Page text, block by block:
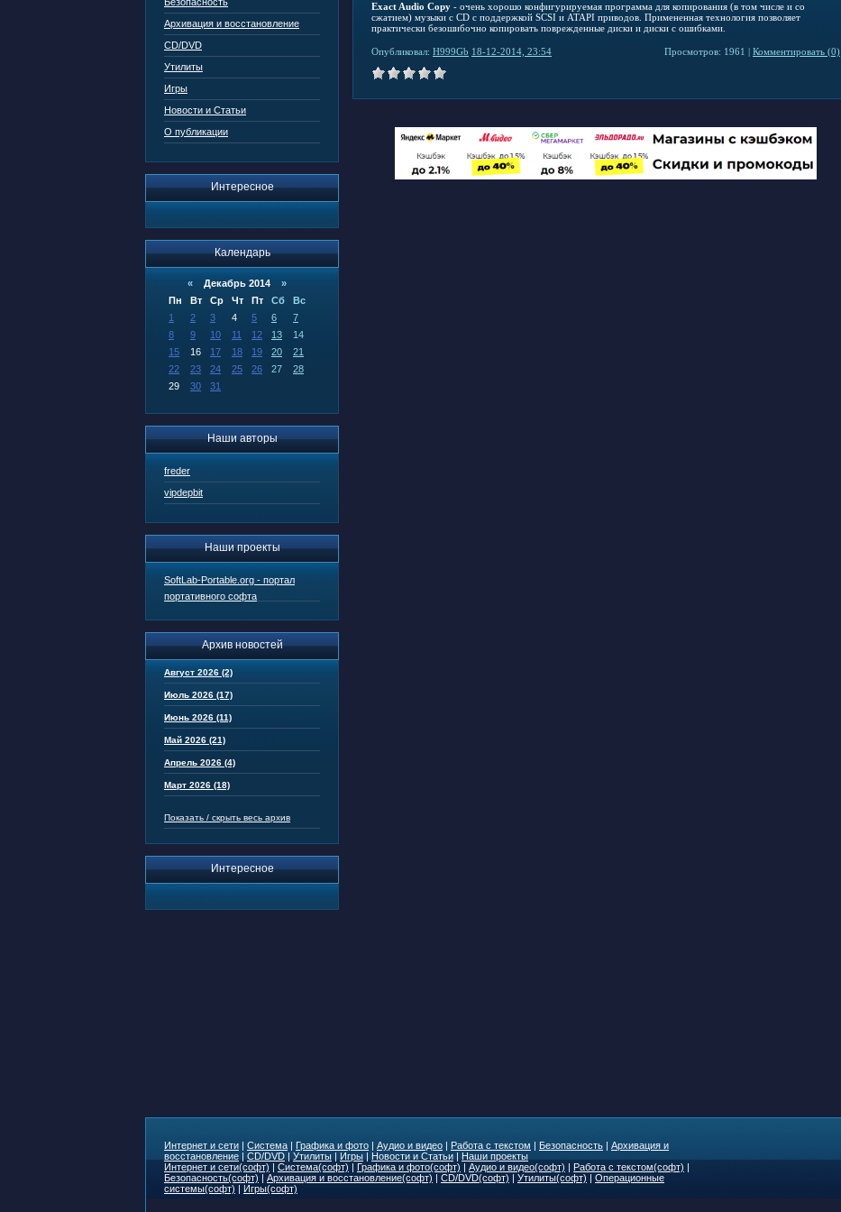
Архивация и восстановление
CD/DVD
Утилиты
Игры
Новости и Статьи
О публикации
Интересное
Календарь
« Декабрь 2014 »
Пн
Вт Ср Чт Пт Сб
Вс
1
2 3 4 5 6
7
8
9 10 11 12 13
14
15
16 17 18 19 20
21
22
23 24 25 26 27
28
29
30 31
Наши авторы
freder
vipdepbit
Наши проекты
SoftLab-Portable.org - портал
портативного софта
Архив новостей
Август 2026 (2)
Июль 2026 (17)
Июнь 2026 (11)
Май 2026 (21)
Апрель 2026 (4)
Март 2026 (18)
Показать / скрыть весь архив
Интересное
Exact Audio Copy - очень хорошо конфигурируемая программа для копирования (в том числе и со
сжатием) музыки с CD с поддержкой SCSI и ATAPI приводов. Примененная технология позволяет
практически безошибочно копировать поврежденные диски и диски с ошибками.
Опубликовал: H999Gb 18-12-2014, 23:54 Просмотров: 1961 | Комментировать (0)
Интернет и сети | Система | Графика и фото | Аудио и видео | Работа с текстом | Безопасность | Архивация и
восстановление | CD/DVD | Утилиты | Игры | Новости и Статьи | Наши проекты
Интернет и сети(софт) | Система(софт) | Графика и фото(софт) | Аудио и видео(софт) | Работа с текстом(софт) |
Безопасность(софт) | Архивация и восстановление(софт) | CD/DVD(софт) | Утилиты(софт) | Операционные
системы(софт) | Игры(софт)